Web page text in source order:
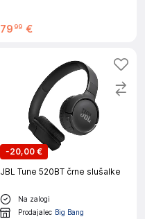
79 99 €
-20,00 €
JBL Tune 520BT črne slušalke
Na zalogi
Prodajalec Big Bang